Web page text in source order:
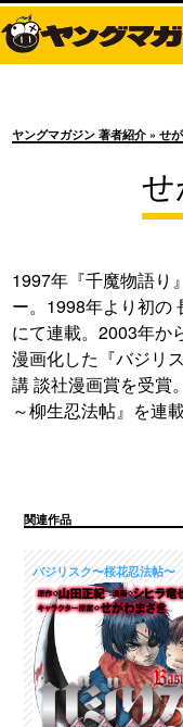
ヤングマガジン 著者紹介 » せ
1997年『千魔物語り
ー。1998年より初の
にて連載。2003年か
漫画化した『バジリ
講 談社漫画賞を受賞
～柳生忍法帖』を連
関連作品
バジリスク〜桜花忍法帖〜